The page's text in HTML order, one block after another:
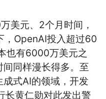
美元、2个月时间，
，OpenAI投入超过60
也有6000万美元之
同样漫长得多。至
式AI的领域，开发
长黄仁勋对此发出警